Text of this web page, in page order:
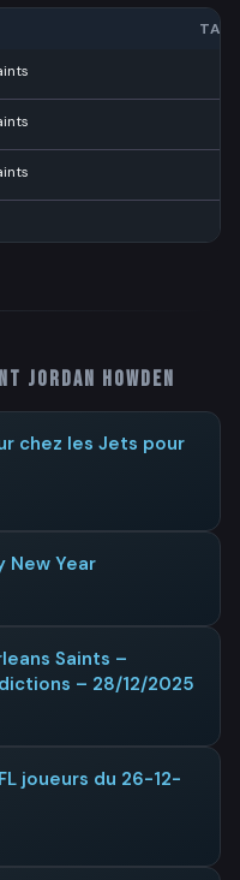
Jordan Howden
chez les Jets pour
New Year
Saints –
– 28/12/2025
joueurs du 26-12-